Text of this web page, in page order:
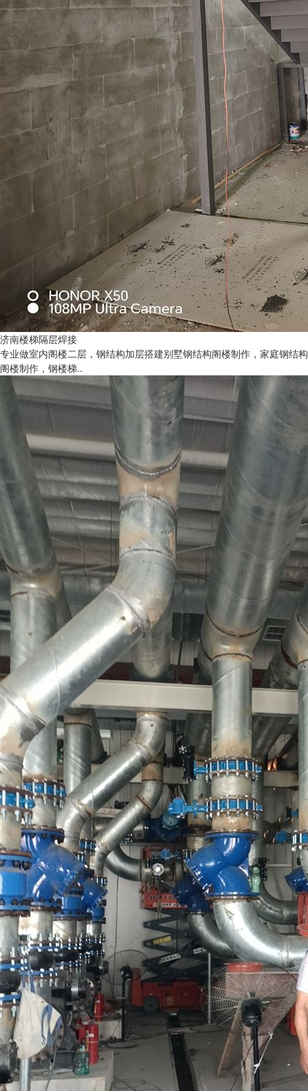
济南楼梯隔层焊接
专业做室内阁楼二层，钢结构加层搭建别墅钢结构阁楼制作，家庭钢结构
阁楼制作，钢楼梯..